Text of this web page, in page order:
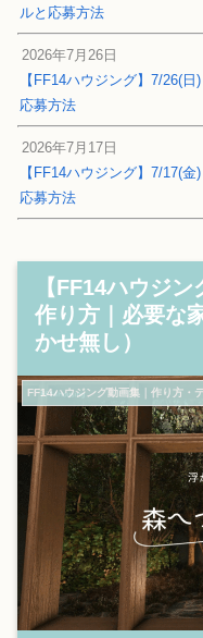
ルと応募方法
2026年7月26日
【FF14ハウジング】7/26(
応募方法
2026年7月17日
【FF14ハウジング】7/17(
応募方法
【FF14ハウジ
作り方｜必要な
かせ無し）
FF14ハウジング動画集｜作り方・